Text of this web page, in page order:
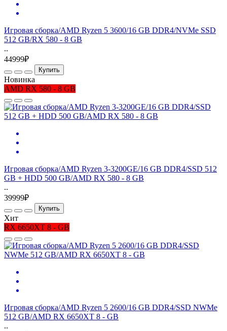
Игровая сборка/AMD Ryzen 5 3600/16 GB DDR4/NVMe SSD
512 GB/RX 580 - 8 GB
..
44999₽
Купить
Новинка
AMD RX 580 - 8 GB
Игровая сборка/AMD Ryzen 3-3200GE/16 GB DDR4/SSD 512
GB + HDD 500 GB/AMD RX 580 - 8 GB
..
39999₽
Купить
Хит
RX 6650XT 8 - GB
Игровая сборка/AMD Ryzen 5 2600/16 GB DDR4/SSD NWMe
512 GB/AMD RX 6650XT 8 - GB
..